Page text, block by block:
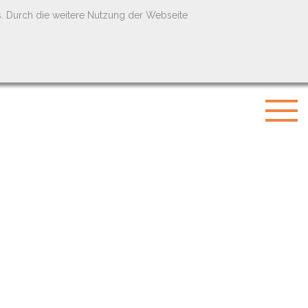
Durch die weitere Nutzung der Webseite